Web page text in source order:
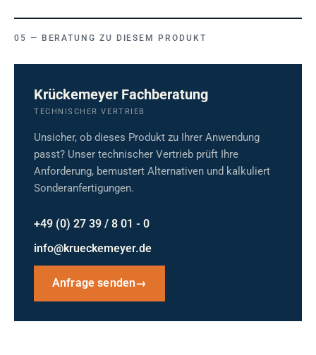
BERATUNG ZU DIESEM PRODUKT
Krückemeyer Fachberatung
TECHNISCHER VERTRIEB
Unsicher, ob dieses Produkt zu Ihrer Anwendung
passt? Unser technischer Vertrieb prüft Ihre
Anforderung, bemustert Alternativen und kalkuliert
Sonderanfertigungen.
+49 (0) 27 39 / 8 01 - 0
info@krueckemeyer.de
Anfrage senden→